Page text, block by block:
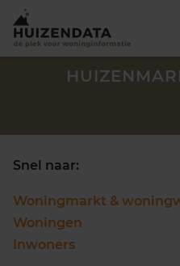
Snel naar:
Woningmarkt &
Woningen
Inwoners